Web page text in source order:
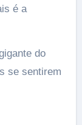
é a
do
se sentirem